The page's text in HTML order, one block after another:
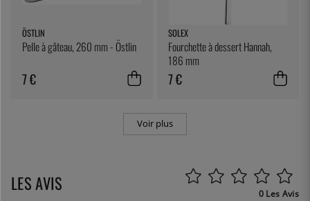
ÖSTLIN
Pelle à gâteau, 260 mm - Östlin
7 €
SOLEX
Fourchette à dessert Hannah,
186 mm
7 €
Voir plus
LES AVIS 0 Les Avis